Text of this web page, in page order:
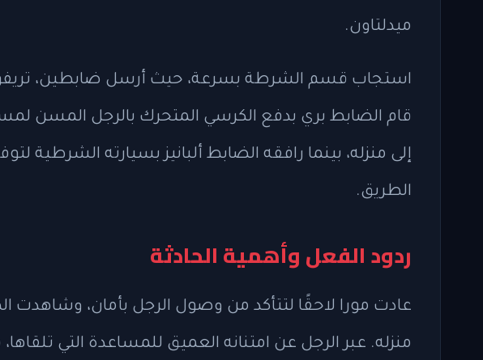
ميدلتاون.
استجاب قسم الشرطة بسرعة، حيث أرسل ضابطين، تريفور
قام الضابط بري بدفع الكرسي المتحرك بالرجل المسن
إلى منزله، بينما رافقه الضابط ألبانيز بسيارته الشرطية
الطريق.
ردود الفعل وأهمية الحادثة
عادت مورا لاحقًا لتتأكد من وصول الرجل بأمان، وشاهدت
منزله. عبر الرجل عن امتنانه العميق للمساعدة التي